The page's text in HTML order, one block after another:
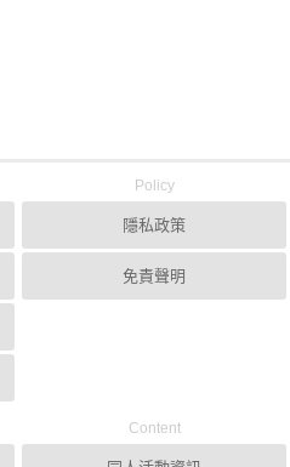
Policy
隱私政策
免責聲明
Content